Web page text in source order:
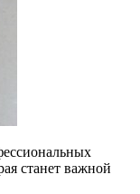
станет важной